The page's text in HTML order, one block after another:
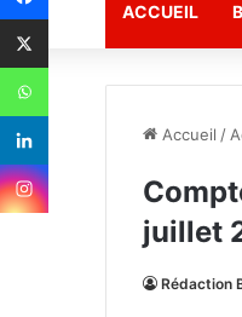
ACCUEIL
Accueil /
juillet
Rédaction